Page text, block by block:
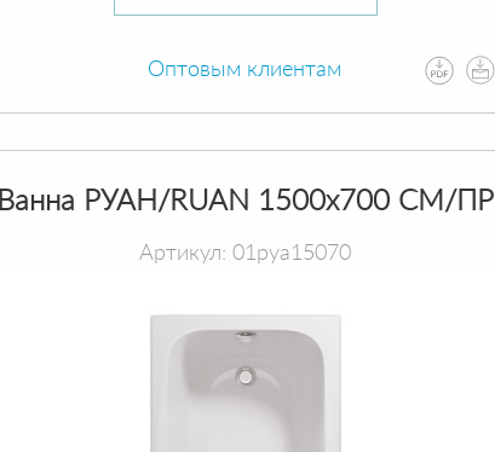
Оптовым клиентам
Ванна РУАН/RUAN 1500х700 СМ/ПР
Артикул: 01руа15070